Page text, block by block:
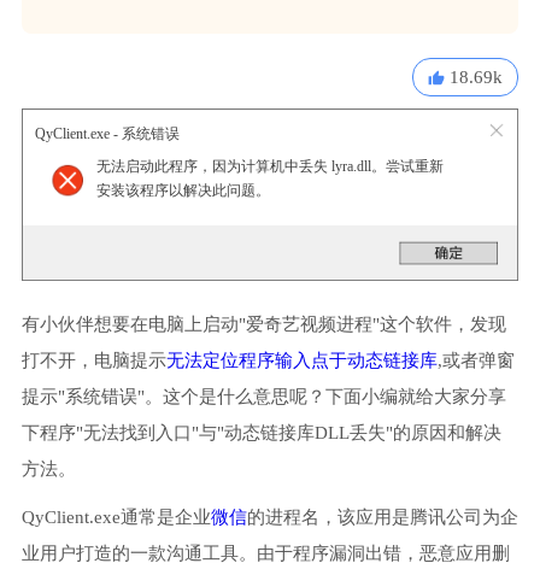
18.69k
QyClient.exe - 系统错误
无法启动此程序，因为计算机中丢失 lyra.dll。尝试重新
安装该程序以解决此问题。
有小伙伴想要在电脑上启动"爱奇艺视频进程"这个软件，发现
打不开，电脑提示无法定位程序输入点于动态链接库,或者弹窗
提示"系统错误"。这个是什么意思呢？下面小编就给大家分享
下程序"无法找到入口"与"动态链接库DLL丢失"的原因和解决
方法。
QyClient.exe通常是企业微信的进程名，该应用是腾讯公司为企
业用户打造的一款沟通工具。由于程序漏洞出错，恶意应用删